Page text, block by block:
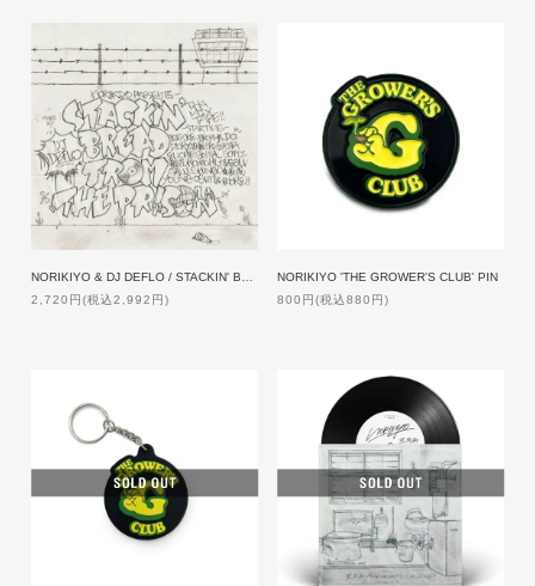
2,720円(税込2,992円)
NORIKIYO 'THE GROWER'S CLUB' PIN
800円(税込880円)